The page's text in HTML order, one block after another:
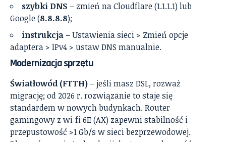
szybki DNS – zmień na Cloudflare (1.1.1.1) lub
Google (8.8.8.8);
instrukcja– Ustawienia sieci > Zmień opcje
adaptera > IPv4 > ustaw DNS manualnie.
Modernizacja sprzętu
Światłowód (FTTH)– jeśli masz DSL, rozważ
migrację; od 2026 r. rozwiązanie to staje się
standardem w nowych budynkach. Router
gamingowy z wi‑fi 6E (AX) zapewni stabilność i
przepustowość >1 Gb/s w sieci bezprzewodowej.